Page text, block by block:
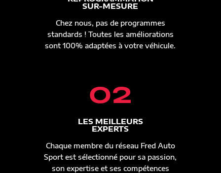
SUR-MESURE
Chez nous, pas de programmes
standards ! Toutes les améliorations
sont 100% adaptées à votre véhicule.
02
LES MEILLEURS
EXPERTS
Chaque membre du réseau Fred Auto
Sport est sélectionné pour sa passion,
son expertise et ses compétences